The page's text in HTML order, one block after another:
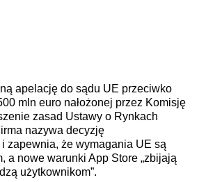
apelację do sądu UE przeciwko
mln euro nałożonej przez Komisję
zasad Ustawy o Rynkach
nazywa decyzję
i zapewnia, że wymagania UE są
a nowe warunki App Store „zbijają
użytkownikom”.